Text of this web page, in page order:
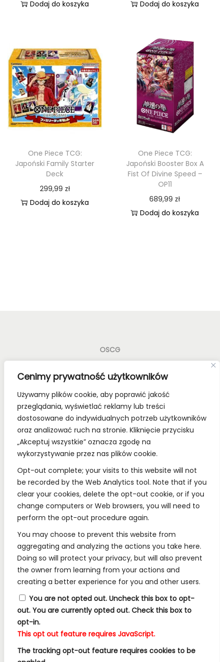
Cenimy prywatność użytkowników
Używamy plików cookie, aby poprawić jakość
przeglądania, wyświetlać reklamy lub treści
dostosowane do indywidualnych potrzeb użytkowników
oraz analizować ruch na stronie. Kliknięcie przycisku
„Akceptuj wszystkie” oznacza zgodę na
wykorzystywanie przez nas plików cookie.
Opt-out complete; your visits to this website will not
be recorded by the Web Analytics tool. Note that if you
clear your cookies, delete the opt-out cookie, or if you
change computers or Web browsers, you will need to
perform the opt-out procedure again.
You may choose to prevent this website from
aggregating and analyzing the actions you take here.
Doing so will protect your privacy, but will also prevent
the owner from learning from your actions and
creating a better experience for you and other users.
You are not opted out. Uncheck this box to opt-
out. You are currently opted out. Check this box to
opt-in.
This opt out feature requires JavaScript.
The tracking opt-out feature requires cookies to be
Dodaj do koszyka Dodaj do koszyka
One Piece TCG:
Japoński Family Starter
Deck
299,99 zł
Dodaj do koszyka
One Piece TCG:
Japoński Booster Box A
Fist Of Divine Speed –
OP11
689,99 zł
Dodaj do koszyka
OSCG
styl życia!
Bądź z nami na bieżąco, dołącz do naszych mediów
społecznościowych.
REGULAMINY:
Regulamin
RODO
Regulamin Konkursów
INFORMACJE:
Wysyłka i Dostawa
Metody Płatności w Naszym Sklepie
Kontakt